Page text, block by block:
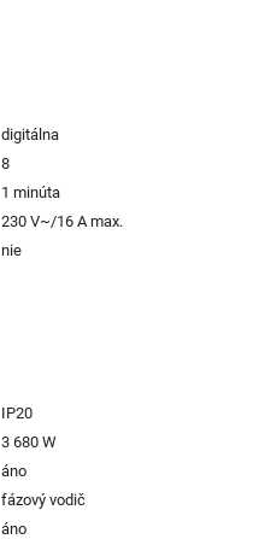
digitálna
8
1 minúta
230 V~/16 A max.
nie
IP20
3 680 W
áno
fázový vodič
áno